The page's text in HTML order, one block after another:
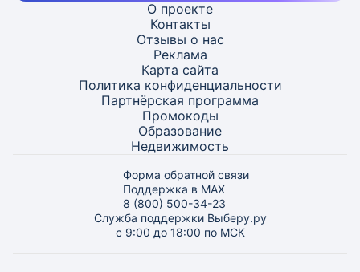
О проекте
Контакты
Отзывы о нас
Реклама
Карта сайта
Политика конфиденциальности
Партнёрская программа
Промокоды
Образование
Недвижимость
Форма обратной связи
Поддержка в MAX
8 (800) 500-34-23
Служба поддержки Выберу.ру
с 9:00 до 18:00 по МСК